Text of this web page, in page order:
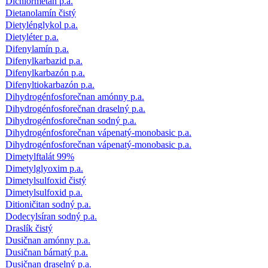
Dietanolamín čistý
Dietylénglykol p.a.
Dietyléter p.a.
Difenylamín p.a.
Difenylkarbazid p.a.
Difenylkarbazón p.a.
Difenyltiokarbazón p.a.
Dihydrogénfosforečnan amónny p.a.
Dihydrogénfosforečnan draselný p.a.
Dihydrogénfosforečnan sodný p.a.
Dihydrogénfosforečnan vápenatý-monobasic p.a.
Dihydrogénfosforečnan vápenatý-monobasic p.a.
Dimetylftalát 99%
Dimetylglyoxim p.a.
Dimetylsulfoxid čistý
Dimetylsulfoxid p.a.
Ditioničitan sodný p.a.
Dodecylsíran sodný p.a.
Draslík čistý
Dusičnan amónny p.a.
Dusičnan bárnatý p.a.
Dusičnan draselný p.a.